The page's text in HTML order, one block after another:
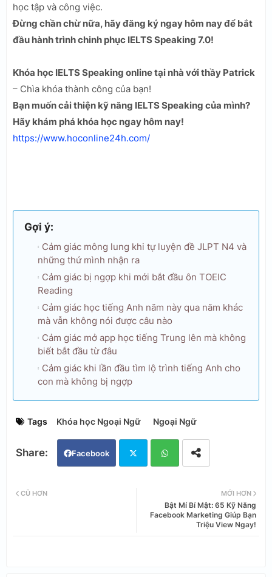
học tập và công việc.
Đừng chần chừ nữa, hãy đăng ký ngay hôm nay để bắt
đầu hành trình chinh phục IELTS Speaking 7.0!
Khóa học IELTS Speaking online tại nhà với thầy Patrick
– Chìa khóa thành công của bạn!
Bạn muốn cải thiện kỹ năng IELTS Speaking của mình?
Hãy khám phá khóa học ngay hôm nay!
https://www.hoconline24h.com/
Gợi ý:
Cảm giác mông lung khi tự luyện đề JLPT N4 và
những thứ mình nhận ra
Cảm giác bị ngợp khi mới bắt đầu ôn TOEIC
Reading
Cảm giác học tiếng Anh năm này qua năm khác
mà vẫn không nói được câu nào
Cảm giác mở app học tiếng Trung lên mà không
biết bắt đầu từ đâu
Cảm giác khi lần đầu tìm lộ trình tiếng Anh cho
con mà không bị ngợp
Tags Khóa học Ngoại Ngữ Ngoại Ngữ
Facebook
ats
MỚI HƠN
Bật Mí Bí Mật: 65 Kỹ Năng
Facebook Marketing Giúp Bạn
Triệu View Ngay!
CŨ HƠN